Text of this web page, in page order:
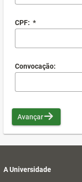
CPF: *
Convocação:
Avançar
A Universidade